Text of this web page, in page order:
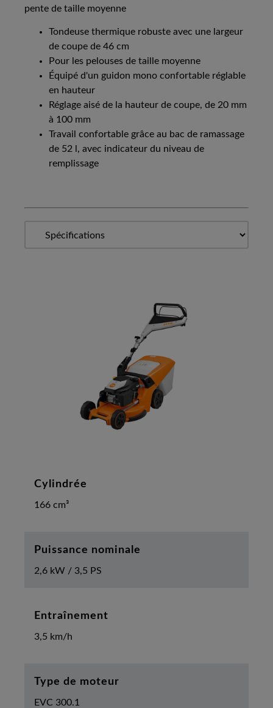
pente de taille moyenne
Tondeuse thermique robuste avec une largeur
de coupe de 46 cm
Pour les pelouses de taille moyenne
Équipé d'un guidon mono confortable réglable
en hauteur
Réglage aisé de la hauteur de coupe, de 20 mm
à 100 mm
Travail confortable grâce au bac de ramassage
de 52 l, avec indicateur du niveau de
remplissage
Cylindrée
166 cm³
Puissance nominale
2,6 kW / 3,5 PS
Entraînement
3,5 km/h
Type de moteur
EVC 300.1